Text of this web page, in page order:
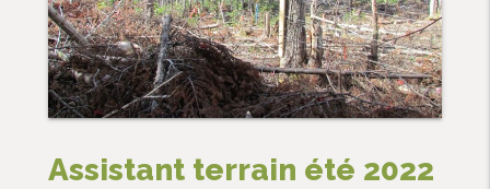
Assistant terrain été 2022